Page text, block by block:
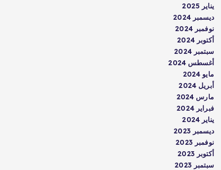
يناير 2025
ديسمبر 2024
نوفمبر 2024
أكتوبر 2024
سبتمبر 2024
أغسطس 2024
مايو 2024
أبريل 2024
مارس 2024
فبراير 2024
يناير 2024
ديسمبر 2023
نوفمبر 2023
أكتوبر 2023
سبتمبر 2023